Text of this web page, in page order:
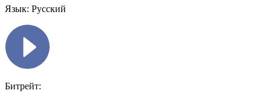
Язык: Русский
Битрейт: